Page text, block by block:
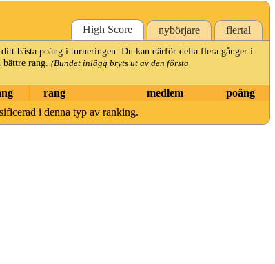
High Score nybörjare flertal
bästa poäng i turneringen. Du kan därför delta flera gånger i
bättre rang.(Bundet inlägg bryts ut av den första
rang medlem
poäng
i denna typ av ranking.